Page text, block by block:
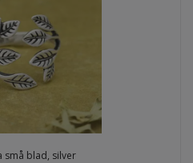
små blad, silver